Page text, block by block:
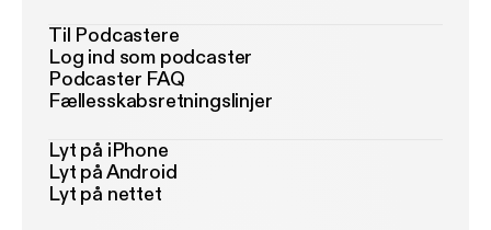
Til Podcastere
Log ind som podcaster
Podcaster FAQ
Fællesskabsretningslinjer
Lyt på iPhone
Lyt på Android
Lyt på nettet